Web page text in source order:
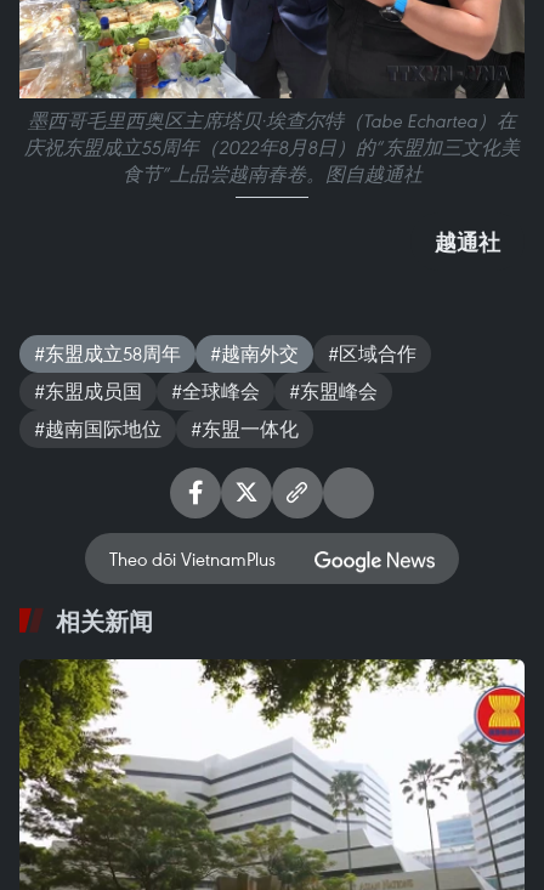
墨西哥毛里西奥区主席塔贝·埃查尔特（Tabe Echartea）在
庆祝东盟成立55周年（2022年8月8日）的“东盟加三文化美
食节”上品尝越南春卷。图自越通社
越通社
#东盟成立58周年 #越南外交
#区域合作
#东盟成员国
#全球峰会
#东盟峰会
#越南国际地位
#东盟一体化
Theo dõi VietnamPlus
相关新闻